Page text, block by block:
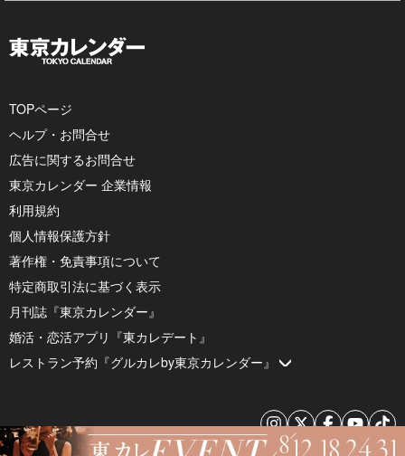
TOPページ
ヘルプ・お問合せ
広告に関するお問合せ
東京カレンダー 企業情報
利用規約
個人情報保護方針
著作権・免責事項について
特定商取引法に基づく表示
月刊誌『東京カレンダー』
婚活・恋活アプリ『東カレデート』
レストラン予約『グルカレby東京カレンダー』
© 2026 by Tokyo Calendar, Inc.